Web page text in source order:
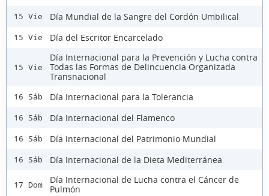
15 Vie Día Mundial de la Sangre del Cordón Umbilical
15 Vie Día del Escritor Encarcelado
15 Vie
Día Internacional para la Prevención y Lucha contra
Todas las Formas de Delincuencia Organizada
Transnacional
16 Sáb Día Internacional para la Tolerancia
16 Sáb Día Internacional del Flamenco
16 Sáb Día Internacional del Patrimonio Mundial
16 Sáb Día Internacional de la Dieta Mediterránea
17 Dom
Día Internacional de Lucha contra el Cáncer de
Pulmón